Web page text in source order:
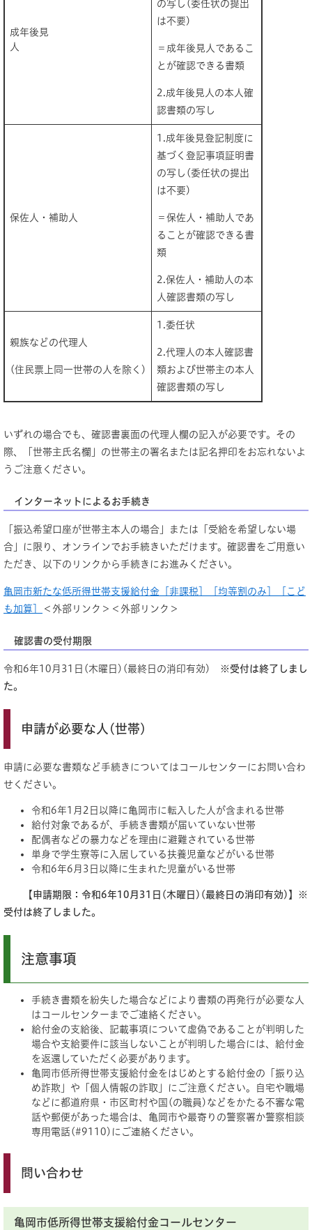
成年後見
人
の写し(委任状の提出
は不要)
＝成年後見人であるこ
とが確認できる書類
2.成年後見人の本人確
認書類の写し
保佐人・補助人
1.成年後見登記制度に
基づく登記事項証明書
の写し(委任状の提出
は不要)
＝保佐人・補助人であ
ることが確認できる書
類
2.保佐人・補助人の本
人確認書類の写し
親族などの代理人
(住民票上同一世帯の人を除く)
1.委任状
2.代理人の本人確認書
類および世帯主の本人
確認書類の写し
いずれの場合でも、確認書裏面の代理人欄の記入が必要です。その
際、「世帯主氏名欄」の​世帯主の署名または記名押印をお忘れないよ
うご注意ください。
インターネットによるお手続き
「振込希望口座が世帯主本人の場合」または「受給を希望しない場
合」に限り、オンラインでお手続きいただけます。確認書をご用意い
ただき、以下のリンクから手続きにお進みください。
亀岡市新たな低所得世帯支援給付金［非課税］［均等割のみ］［こど
も加算］
＜外部リンク＞ ＜外部リンク＞
確認書の受付期限
令和6年10月31日(木曜日)(最終日の消印有効)​
※受付は終了しまし
た。
申請が必要な人(世帯)
申請に必要な書類など手続きについてはコールセンターにお問い合わ
せください。
令和6年1月2日以降に亀岡市に転入した人が含まれる世帯
給付対象であるが、手続き書類が届いていない世帯
配偶者などの暴力などを理由に避難されている世帯
単身で学生寮等に入居している扶養児童などがいる世帯
令和6年6月3日以降に生まれた児童がいる世帯
【申請期限：令和6年10月31日(木曜日)(最終日の消印有効)】※
受付は終了しました。​​
注意事項
手続き書類を紛失した場合などにより書類の再発行が必要な人
はコールセンターまでご連絡ください。
給付金の支給後、記載事項について虚偽であることが判明した
場合や支給要件に該当しないことが判明した場合には、給付金
を返還していただく必要があります。
亀岡市低所得世帯支援給付金をはじめとする給付金の「振り込
め詐欺」や「個人情報の詐取」にご注意ください。自宅や職場
などに都道府県・市区町村や国(の職員)などをかたる不審な電
話や郵便があった場合は、亀岡市や最寄りの警察署か警察相談
専用電話(#9110)にご連絡ください。
問い合わせ
亀岡市低所得世帯支援給付金コールセンター